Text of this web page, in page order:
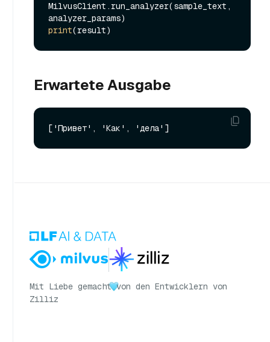
MilvusClient.run_analyzer(sample_text,
print
Erwartete Ausgabe
Mit Liebe gemacht von den Entwicklern von
Zilliz